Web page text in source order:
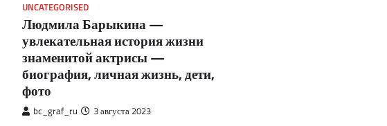
UNCATEGORISED
Людмила Барыкина —
увлекательная история жизни
знаменитой актрисы —
биография, личная жизнь, дети,
фото
bc_graf_ru 3 августа 2023